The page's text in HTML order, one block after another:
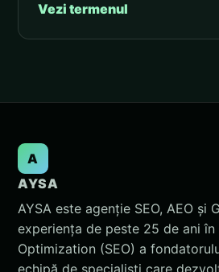
Vezi termenul
A
AYSA
AYSA este agenție SEO, AEO și
experiența de peste 25 de ani în
Optimization (SEO) a